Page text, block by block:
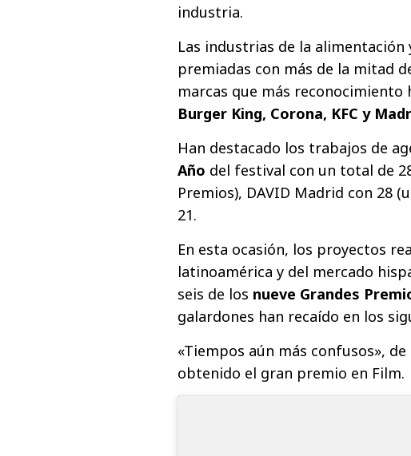
industria.
Las industrias de la
premiadas con más de la mitad
marcas que más reconocimiento
Burger King, Corona, KFC y
Han destacado los trabajos de
Año del festival con un total de
Premios), DAVID Madrid con 28
21.
En esta ocasión, los proyectos
latinoamérica y del mercado
seis de los nueve Grandes
galardones han recaído en los
«Tiempos aún más confusos»,
obtenido el gran premio en Film.